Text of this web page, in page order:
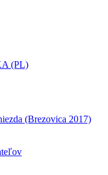
(PL)
(Brezovica 2017)